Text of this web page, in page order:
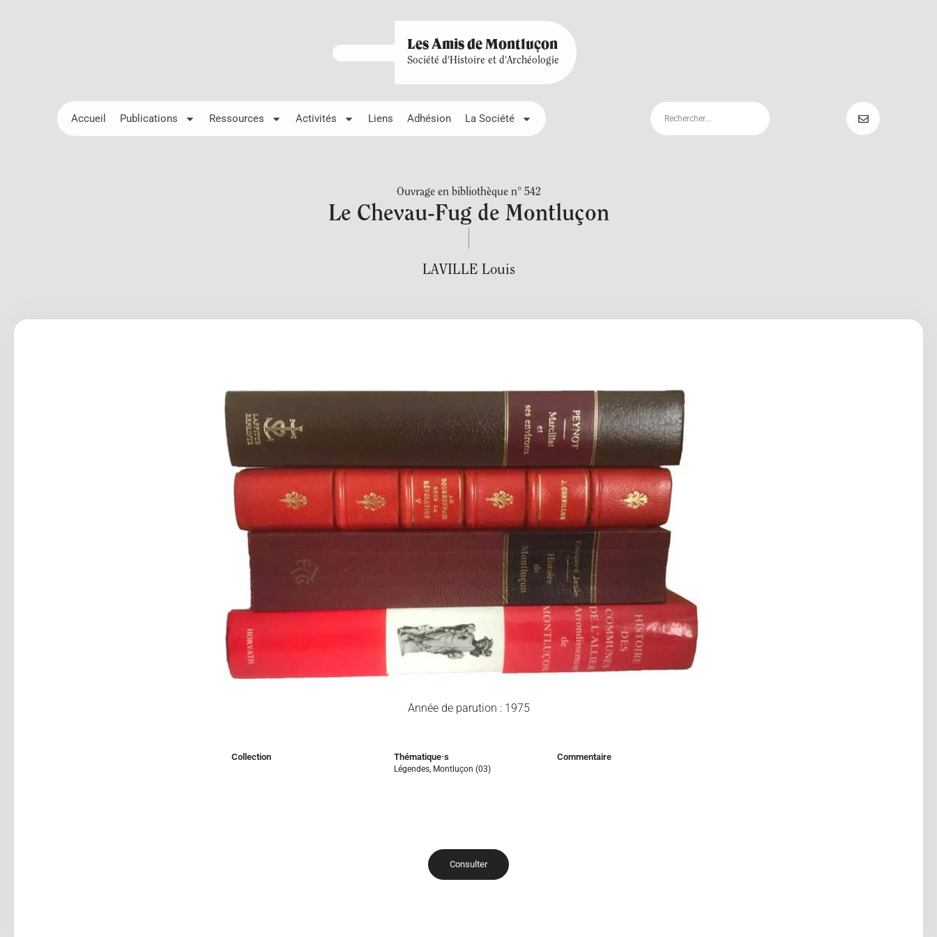
Les Amis de Montluçon
Société d'Histoire et d'Archéologie
Accueil Publications Ressources Activités Liens Adhésion La Société
Ouvrage en bibliothèque n° 542
Le Chevau-Fug de Montluçon
LAVILLE Louis
Année de parution : 1975
Collection Thématique·s
Légendes Montluçon (03)
Commentaire
Consulter